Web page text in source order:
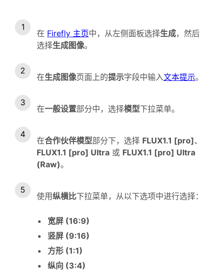
在 Firefly 主页中，从左侧面板选择生成，然后
选择生成图像。
在生成图像页面上的提示字段中输入文本提示。
在一般设置部分中，选择模型下拉菜单。
在合作伙伴模型部分下，选择 FLUX1.1 [pro]、
FLUX1.1 [pro] Ultra 或 FLUX1.1 [pro] Ultra
(Raw)。
使用纵横比下拉菜单，从以下选项中进行选择：
宽屏 (16:9)
竖屏 (9:16)
方形 (1:1)
纵向 (3:4)